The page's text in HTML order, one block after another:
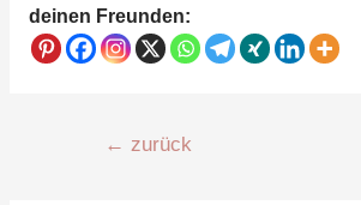
deinen Freunden:
Beitragsnavigation
← zurück